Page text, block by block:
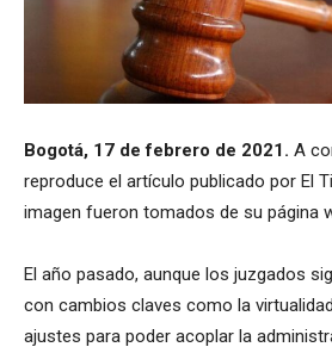
Bogotá, 17 de febrero de 2021. A
reproduce el artículo publicado por El
imagen fueron tomados de su página
El año pasado, aunque los juzgados
con cambios claves como la
ajustes para poder acoplar la